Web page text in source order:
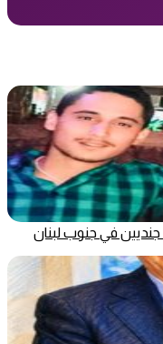
في جنوب لبنان